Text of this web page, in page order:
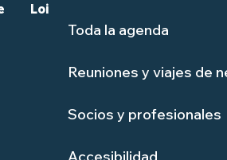
Toda la agenda
Reuniones y viajes de
Socios y profesionales
Loire-Atlantique